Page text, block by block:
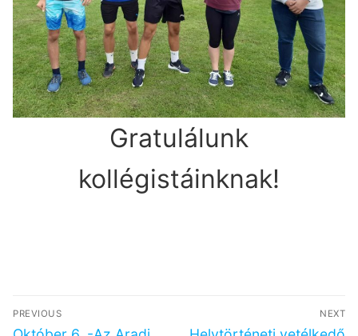
Gratulálunk
kollégistáinknak!
Bejegyzés
navigáció
PREVIOUS
Previous
NEXT
Next